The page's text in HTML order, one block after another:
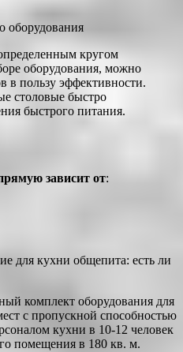
кругом
оборудования, можно
в пользу эффективности.
столовые быстро
быстрого питания.
зависит от:
комплект оборудования для
с пропускной способностью
кухни в 10-12 человек
помещения в 180 кв. м.